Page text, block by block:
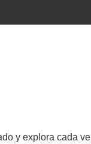
y explora cada